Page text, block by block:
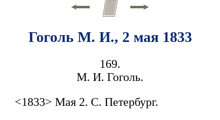
Гоголь М. И., 2 мая 1833
169.
М. И. Гоголь.
<1833> Мая 2. С. Петербург.